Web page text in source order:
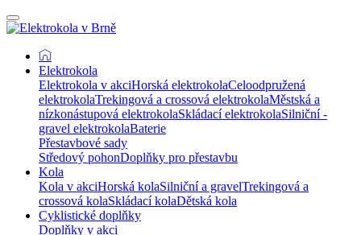
Elektrokola
Elektrokola v akciHorská elektrokolaCeloodpružená
elektrokolaTrekingová a crossová elektrokolaMěstská a
nízkonástupová elektrokolaSkládací elektrokolaSilniční -
gravel elektrokolaBaterie
Přestavbové sady
Středový pohonDoplňky pro přestavbu
Kola
Kola v akciHorská kolaSilniční a gravelTrekingová a
crossová kolaSkládací kolaDětská kola
Cyklistické doplňky
Doplňky v akci